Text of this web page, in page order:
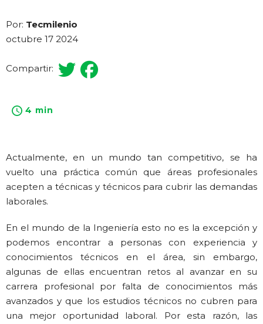
Por: Tecmilenio
octubre 17 2024
Compartir:
4 min
Actualmente, en un mundo tan competitivo, se ha
vuelto una práctica común que áreas profesionales
acepten a técnicas y técnicos para cubrir las demandas
laborales.
En el mundo de la Ingeniería esto no es la excepción y
podemos encontrar a personas con experiencia y
conocimientos técnicos en el área, sin embargo,
algunas de ellas encuentran retos al avanzar en su
carrera profesional por falta de conocimientos más
avanzados y que los estudios técnicos no cubren para
una mejor oportunidad laboral. Por esta razón, las